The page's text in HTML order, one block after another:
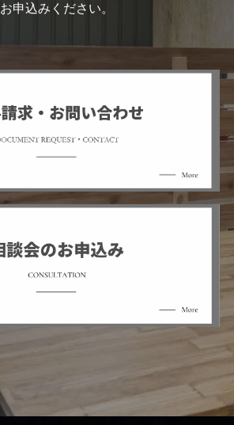
お申込みください。